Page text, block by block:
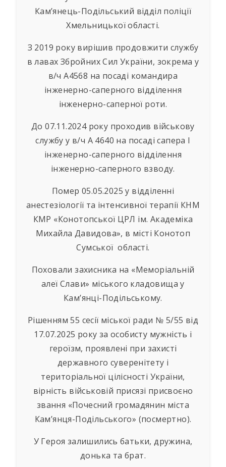
Кам’янець-Подільський відділ поліції
Хмельницької області.
З 2019 року вирішив продовжити службу
в лавах Збройних Сил України, зокрема у
в/ч А4568 на посаді командира
інженерно-саперного відділення
інженерно-саперної роти.
До 07.11.2024 року проходив військову
службу у в/ч А 4640 на посаді сапера І
інженерно-саперного відділення
інженерно-саперного взводу.
Помер 05.05.2025 у відділенні
анестезіології та інтенсивної терапії КНМ
КМР «Конотопської ЦРЛ ім. Академіка
Михайла Давидова», в місті Конотоп
Сумської області.
Поховали захисника на «Меморіальній
алеї Слави» міського кладовища у
Кам’янці-Подільському.
Рішенням 55 сесії міської ради № 5/55 від
17.07.2025 року за особисту мужність і
героїзм, проявлені при захисті
державного суверенітету і
територіальної цілісності України,
вірність військовій присязі присвоєно
звання «Почесний громадянин міста
Кам’янця-Подільського» (посмертно).
У Героя залишились батьки, дружина,
донька та брат.